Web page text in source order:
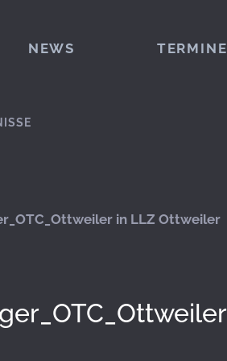
NEWS TERMINE
in LLZ Ottweiler